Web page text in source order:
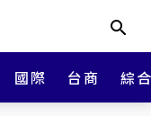
國際 台商 綜